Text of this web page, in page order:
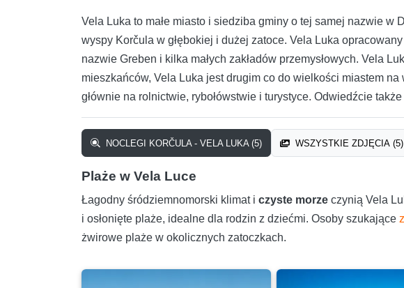
Vela Luka to małe miasto i siedziba gminy o tej samej nazwie w
wyspy Korčula w głębokiej i dużej zatoce. Vela Luka
nazwie Greben i kilka małych zakładów przemysłowych. Vela
mieszkańców, Vela Luka jest drugim co do wielkości miastem
głównie na rolnictwie, rybołówstwie i turystyce. Odwiedźcie
NOCLEGI KORČULA - VELA LUKA (5) WSZYSTKIE ZDJĘCIA (5)
Plaże w Vela Luce
Łagodny śródziemnomorski klimat i czyste morze czynią Vela
i osłonięte plaże, idealne dla rodzin z dziećmi. Osoby szukające
żwirowe plaże w okolicznych zatoczkach.